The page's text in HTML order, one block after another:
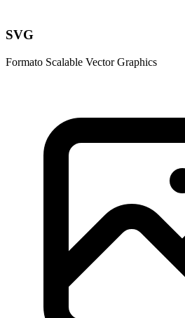
SVG
Formato Scalable Vector Graphics